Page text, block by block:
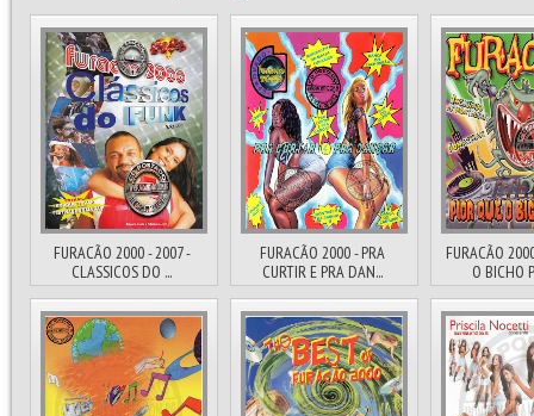
FURACÃO 2000 - 2007 -
CLASSICOS DO ...
FURACÃO 2000 - PRA
CURTIR E PRA DAN...
FURACÃO
O BICHO